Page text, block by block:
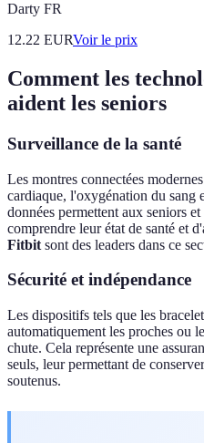
Darty FR
12.22 EURVoir le prix
Comment les
aident les seniors
Surveillance de la santé
Les montres connectées
cardiaque, l'oxygénation du sang
données permettent aux seniors
comprendre leur état de santé et
Fitbit sont des leaders dans ce
Sécurité et indépendance
Les dispositifs tels que les
automatiquement les proches ou
chute. Cela représente une
seuls, leur permettant de
soutenus.